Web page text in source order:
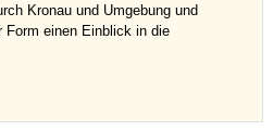
Kronau und Umgebung und
einen Einblick in die